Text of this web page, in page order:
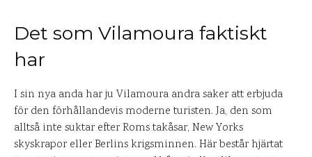
Det som Vilamoura faktiskt
har
I sin nya anda har ju Vilamoura andra saker att erbjuda
för den förhållandevis moderne turisten. Ja, den som
alltså inte suktar efter Roms takåsar, New Yorks
skyskrapor eller Berlins krigsminnen. Här består hjärtat